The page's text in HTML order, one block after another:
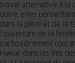
bonne alternative à la
outre, elles permettent
dans la pièce et de le
l’ouverture de la
particulièrement
Hawaï, dans les îles